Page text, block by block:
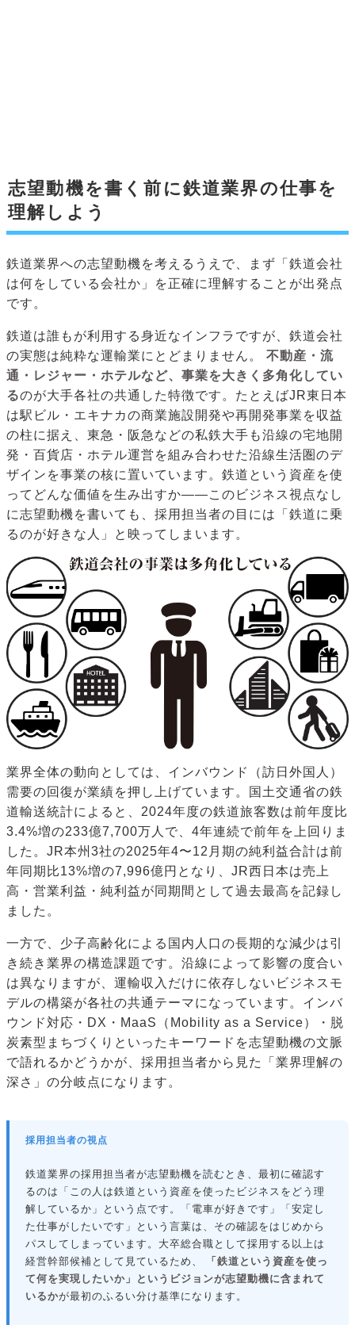
志望動機を書く前に鉄道業界の仕事を
理解しよう
鉄道業界への志望動機を考えるうえで、まず「鉄道会社
は何をしている会社か」を正確に理解することが出発点
です。
鉄道は誰もが利用する身近なインフラですが、鉄道会社
の実態は純粋な運輸業にとどまりません。
不動産・流
通・レジャー・ホテルなど、事業を大きく多角化してい
るのが大手各社の共通した特徴です。たとえばJR東日本
は駅ビル・エキナカの商業施設開発や再開発事業を収益
の柱に据え、東急・阪急などの私鉄大手も沿線の宅地開
発・百貨店・ホテル運営を組み合わせた沿線生活圏のデ
ザインを事業の核に置いています。鉄道という資産を使
ってどんな価値を生み出すか——このビジネス視点なし
に志望動機を書いても、採用担当者の目には「鉄道に乗
るのが好きな人」と映ってしまいます。
業界全体の動向としては、インバウンド（訪日外国人）
需要の回復が業績を押し上げています。国土交通省の鉄
道輸送統計によると、2024年度の鉄道旅客数は前年度比
3.4%増の233億7,700万人で、4年連続で前年を上回りま
した。JR本州3社の2025年4〜12月期の純利益合計は前
年同期比13%増の7,996億円となり、JR西日本は売上
高・営業利益・純利益が同期間として過去最高を記録し
ました。
一方で、少子高齢化による国内人口の長期的な減少は引
き続き業界の構造課題です。沿線によって影響の度合い
は異なりますが、運輸収入だけに依存しないビジネスモ
デルの構築が各社の共通テーマになっています。インバ
ウンド対応・DX・MaaS（Mobility as a Service）・脱
炭素型まちづくりといったキーワードを志望動機の文脈
で語れるかどうかが、採用担当者から見た「業界理解の
深さ」の分岐点になります。
採用担当者の視点
鉄道業界の採用担当者が志望動機を読むとき、最初に確認す
るのは「この人は鉄道という資産を使ったビジネスをどう理
解しているか」という点です。「電車が好きです」「安定し
た仕事がしたいです」という言葉は、その確認をはじめから
パスしてしまっています。大卒総合職として採用する以上は
経営幹部候補として見ているため、
「鉄道という資産を使っ
て何を実現したいか」というビジョンが志望動機に含まれて
いるかが最初のふるい分け基準になります。